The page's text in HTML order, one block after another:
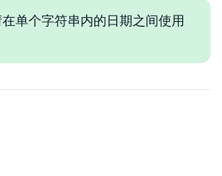
单个字符串内的日期之间使用